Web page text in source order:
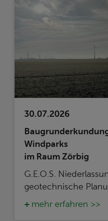
30.07.2026
Windparks
im Raum Zörbig
G.E.O.S.
geotechnische
mehr erfahren >>